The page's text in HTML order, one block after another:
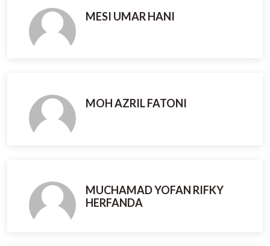
MESI UMAR HANI
MOH AZRIL FATONI
MUCHAMAD YOFAN RIFKY
HERFANDA